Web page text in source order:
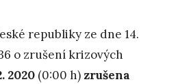
republiky ze dne 14.
o zrušení krizových
2020 (0:00 h) zrušena